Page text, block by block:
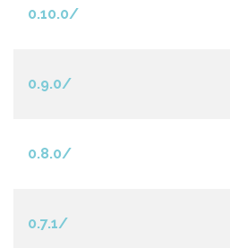
0.10.0/
0.9.0/
0.8.0/
0.7.1/